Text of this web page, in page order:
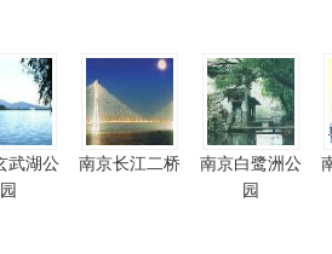
武湖公
园
南京长江二桥
南京白鹭洲公
园